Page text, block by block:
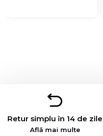
Retur simplu în 14 de zile
Află mai multe